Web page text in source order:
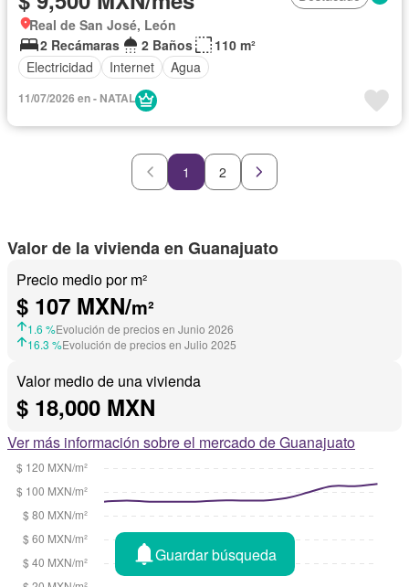
Real de San José, León
2 Recámaras
2 Baños
110 m²
Electricidad
Internet Agua
11/07/2026 en - NATAL
1 2
Valor de la vivienda en Guanajuato
Precio medio por m²
$ 107 MXN/m²
1.6 %Evolución de precios en Junio 2026
16.3 %Evolución de precios en Julio 2025
Valor medio de una vivienda
$ 18,000 MXN
Ver más información sobre el mercado de Guanajuato
Guardar búsqueda